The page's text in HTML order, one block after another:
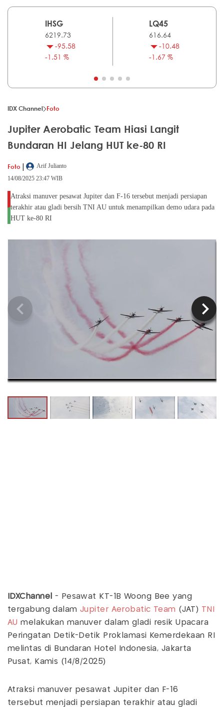
IHSG
6219.73
-95.58
-1.51 %
LQ45
616.64
-10.48
-1.67 %
IDX Channel Foto
Jupiter Aerobatic Team Hiasi Langit
Bundaran HI Jelang HUT ke-80 RI
Foto |
Arif Julianto
14/08/2025 23:47 WIB
Atraksi manuver pesawat Jupiter dan F-16 tersebut menjadi persiapan
terakhir atau gladi bersih TNI AU untuk menampilkan demo udara pada
HUT ke-80 RI
chevron_right
chevron_left
IDXChannel -
Pesawat KT-1B Woong Bee yang
tergabung dalamJupiter Aerobatic Team (JAT) TNI
AU melakukan manuver dalam gladi resik Upacara
Peringatan Detik-Detik Proklamasi Kemerdekaan RI
melintas di Bundaran Hotel Indonesia, Jakarta
Pusat, Kamis (14/8/2025)
Atraksi manuver pesawat Jupiter dan F-16
tersebut menjadi persiapan terakhir atau gladi